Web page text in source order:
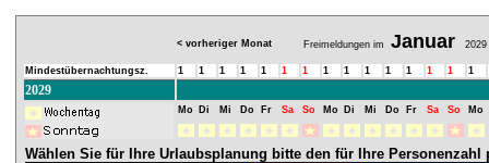
< vorheriger Monat Freimeldungen im Januar 2029
Mindestübernachtungsz. 1 1 1 1 1 1 1 1 1 1 1 1 1 1 1
2029
Mo Di Mi Do Fr Sa So Mo Di Mi Do Fr Sa So Mo
Wählen Sie für Ihre Urlaubsplanung bitte den für Ihre Personenzahl